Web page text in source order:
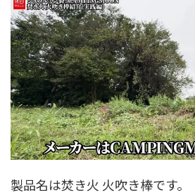
製品名は焚き火 火吹き棒です。